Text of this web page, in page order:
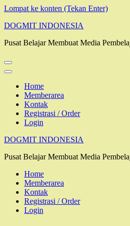
Lompat ke konten (Tekan Enter)
DOGMIT INDONESIA
Pusat Belajar Membuat Media
Home
Memberarea
Kontak
Registrasi / Order
Login
DOGMIT INDONESIA
Pusat Belajar Membuat Media
Home
Memberarea
Kontak
Registrasi / Order
Login